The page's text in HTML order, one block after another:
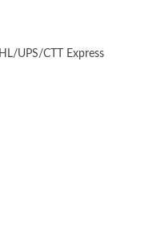
UPS/CTT Express